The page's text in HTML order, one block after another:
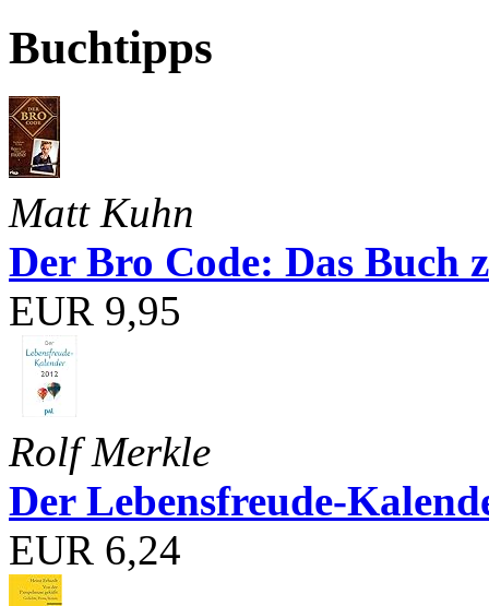
Buchtipps
Matt Kuhn
Der Bro Code: Das Buch
EUR 9,95
Rolf Merkle
Der Lebensfreude-
EUR 6,24